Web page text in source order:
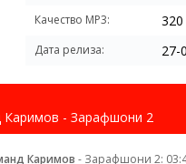
Качество MP3: 320
Дата релиза: 27-
Каримов - Зарафшони 2
Каримов - Зарафшони 2: